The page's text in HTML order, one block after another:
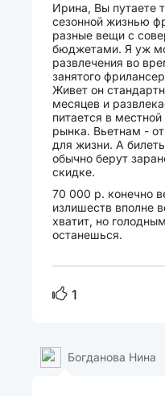
Ирина, Вы путаете
сезонной жизнью
разные вещи с
бюджетами. Я уж
развлечения во
занятого
Живет он
месяцев и
питается в
рынка. Вьетнам -
для жизни. А
обычно берут
скидке.
70 000 р. конечно
излишеств вполне
хватит, но
останешься.
1
Богданова Нина